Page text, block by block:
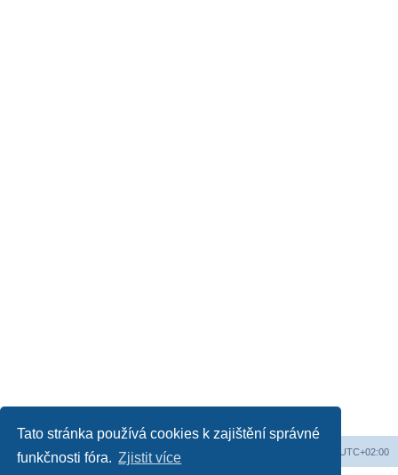
Tato stránka používá cookies k zajištění správné
funkčnosti fóra. Zjistit více
Obsah fóra UTC+02:00